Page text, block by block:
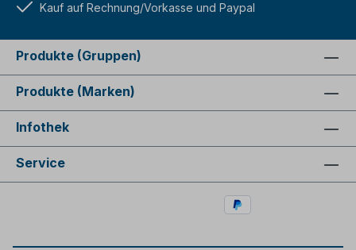
Kauf auf Rechnung/Vorkasse und Paypal
Produkte (Gruppen)
Produkte (Marken)
Infothek
Service